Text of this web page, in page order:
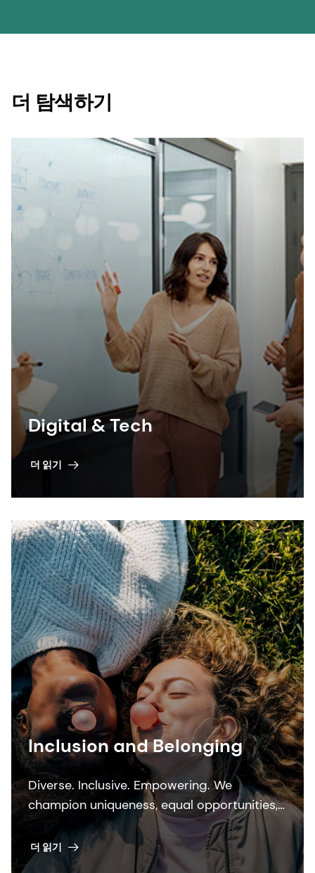
더 탐색하기
Digital & Tech
더 읽기
Inclusion and Belonging
Diverse. Inclusive. Empowering. We
champion uniqueness, equal opportunities,
and innovation. Join us for a fair,
progressive future where everyone thrives.
No gender pay gap. Hybrid work flexibility.
더 읽기